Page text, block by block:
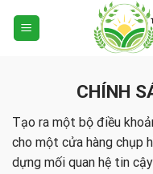
CHÍNH
Tạo ra một bộ điều
cho một cửa hàng chụp
dựng mối quan hệ tin